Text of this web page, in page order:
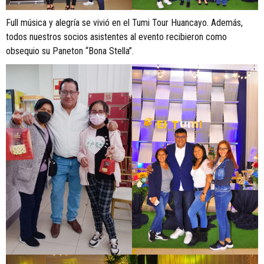
Full música y alegría se vivió en el Tumi Tour Huancayo. Además,
todos nuestros socios asistentes al evento recibieron como
obsequio su Paneton “Bona Stella”.